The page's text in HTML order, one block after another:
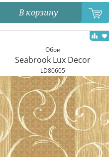
В корзину
Обои
Seabrook Lux Decor
LD80605